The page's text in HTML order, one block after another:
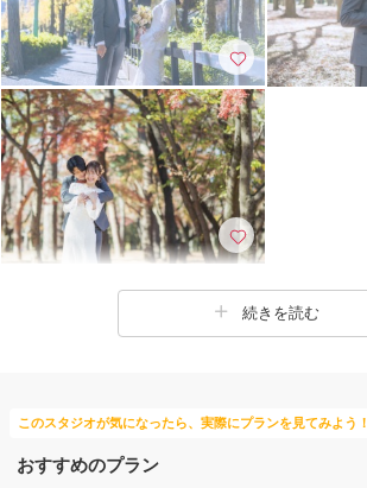
続きを読む
このスタジオが気になったら、実際にプランを見てみよう！
おすすめのプラン